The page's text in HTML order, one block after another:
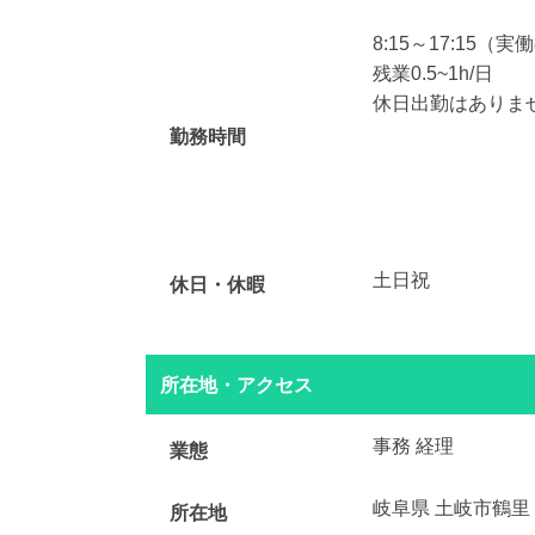
勤務時間
8:15～17:15（実働
残業0.5~1h/日
休日出勤はありま
休日・休暇 土日祝
所在地・アクセス
業態 事務 経理
所在地 岐阜県 土岐市鶴里